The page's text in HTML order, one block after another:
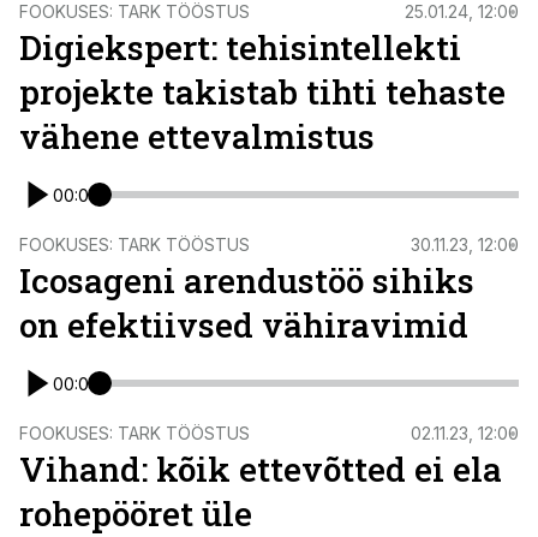
FOOKUSES: TARK TÖÖSTUS 25.01.24, 12:00
Digiekspert: tehisintellekti
projekte takistab tihti tehaste
vähene ettevalmistus
00:00
FOOKUSES: TARK TÖÖSTUS 30.11.23, 12:00
Icosageni arendustöö sihiks
on efektiivsed vähiravimid
00:00
FOOKUSES: TARK TÖÖSTUS 02.11.23, 12:00
Vihand: kõik ettevõtted ei ela
rohepööret üle